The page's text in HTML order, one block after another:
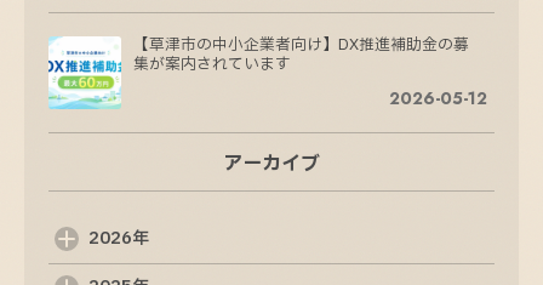
【草津市の中小企業者向け】DX推進補助金の募
集が案内されています
2026-05-12
【3/15（日）先行販売開始】立体型オブジェQ-
CUBE
アーカイブ
2026年